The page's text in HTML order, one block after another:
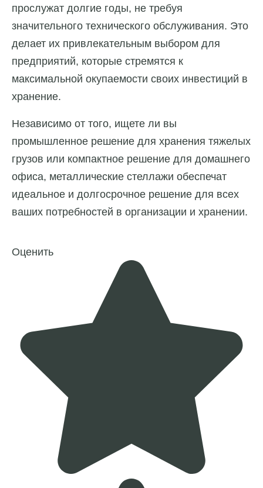
прослужат долгие годы, не требуя
значительного технического обслуживания. Это
делает их привлекательным выбором для
предприятий, которые стремятся к
максимальной окупаемости своих инвестиций в
хранение.
Независимо от того, ищете ли вы
промышленное решение для хранения тяжелых
грузов или компактное решение для домашнего
офиса, металлические стеллажи обеспечат
идеальное и долгосрочное решение для всех
ваших потребностей в организации и хранении.
Оценить